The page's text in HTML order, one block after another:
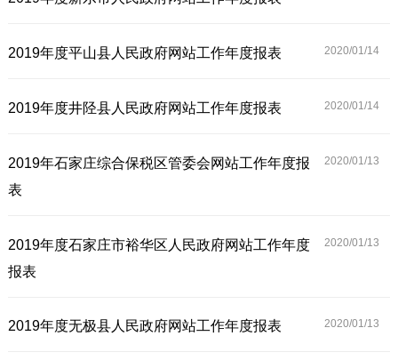
2020/01/14
2019年度平山县人民政府网站工作年度报表
2020/01/14
2019年度井陉县人民政府网站工作年度报表
2020/01/13
2019年石家庄综合保税区管委会网站工作年度报
表
2020/01/13
2019年度石家庄市裕华区人民政府网站工作年度
报表
2020/01/13
2019年度无极县人民政府网站工作年度报表